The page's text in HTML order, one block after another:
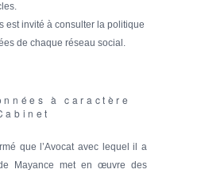
est invité à consulter la politique
de chaque réseau social.
à caractère
que l’Avocat avec lequel il a
Mayance met en œuvre des